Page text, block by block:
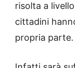
risolta a
cittadini
propria parte.